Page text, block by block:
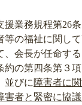
業務規程第26
等の福祉に関し
、会長が任命す
の第四条第３
並びに障害者に
害者と緊密に協